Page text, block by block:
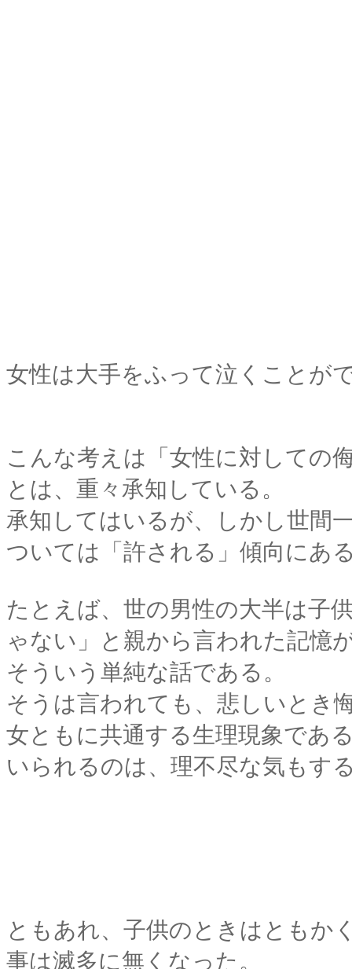
女性は大手をふって泣くことが
こんな考えは「女性に対しての
とは、重々承知している。
承知してはいるが、しかし世間
ついては「許される」傾向にあ
たとえば、世の男性の大半は子
ゃない」と親から言われた記憶
そういう単純な話である。
そうは言われても、悲しいとき
女ともに共通する生理現象であ
いられるのは、理不尽な気もす
ともあれ、子供のときはともか
事は滅多に無くなった。